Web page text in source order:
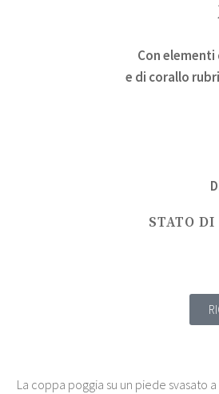
Con
e di corallo
STATO DI
La coppa poggia su un piede svasato